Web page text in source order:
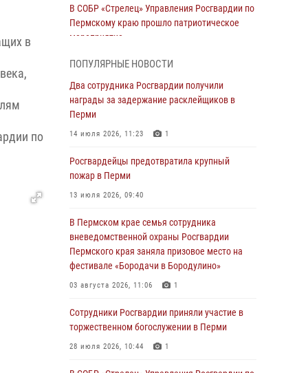
в
по
В СОБР «Стрелец» Управления Росгвардии по
Пермскому краю прошло патриотическое
мероприятие
В Пермском крае семья сотрудника
вневедомственной охраны Росгвардии
Пермского края заняла призовое место на
фестивале «Бородачи в Бородулино»
В Пермском крае росгвардейцы провели
Росгвардеец спас тонущую женщину в
Пермском крае
30 июля 2026, 05:19
торжественном богослужении в Перми
28 июля 2026, 10:44 1
ПОПУЛЯРНЫЕ НОВОСТИ
Два сотрудника Росгвардии получили
награды за задержание расклейщиков в
Перми
14 июля 2026, 11:23 1
Росгвардейцы предотвратила крупный
пожар в Перми
13 июля 2026, 09:40
В Пермском крае семья сотрудника
вневедомственной охраны Росгвардии
Пермского края заняла призовое место на
фестивале «Бородачи в Бородулино»
03 августа 2026, 11:06 1
Сотрудники Росгвардии приняли участие в
торжественном богослужении в Перми
28 июля 2026, 10:44 1